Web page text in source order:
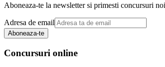
Aboneaza-te la newsletter si primesti concursuri
Adresa de email
Aboneaza-te
Concursuri online